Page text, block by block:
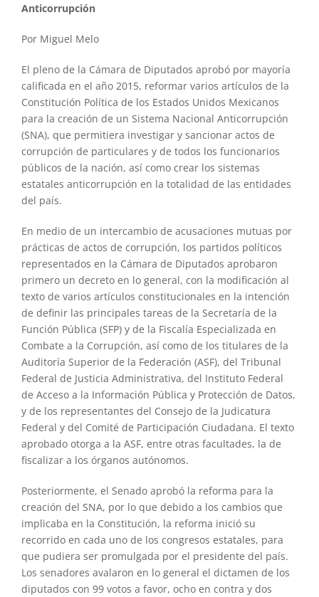
Anticorrupción
Por Miguel Melo
El pleno de la Cámara de Diputados aprobó por mayoría
calificada en el año 2015, reformar varios artículos de la
Constitución Política de los Estados Unidos Mexicanos
para la creación de un Sistema Nacional Anticorrupción
(SNA), que permitiera investigar y sancionar actos de
corrupción de particulares y de todos los funcionarios
públicos de la nación, así como crear los sistemas
estatales anticorrupción en la totalidad de las entidades
del país.
En medio de un intercambio de acusaciones mutuas por
prácticas de actos de corrupción, los partidos políticos
representados en la Cámara de Diputados aprobaron
primero un decreto en lo general, con la modificación al
texto de varios artículos constitucionales en la intención
de definir las principales tareas de la Secretaría de la
Función Pública (SFP) y de la Fiscalía Especializada en
Combate a la Corrupción, así como de los titulares de la
Auditoría Superior de la Federación (ASF), del Tribunal
Federal de Justicia Administrativa, del Instituto Federal
de Acceso a la Información Pública y Protección de Datos,
y de los representantes del Consejo de la Judicatura
Federal y del Comité de Participación Ciudadana. El texto
aprobado otorga a la ASF, entre otras facultades, la de
fiscalizar a los órganos autónomos.
Posteriormente, el Senado aprobó la reforma para la
creación del SNA, por lo que debido a los cambios que
implicaba en la Constitución, la reforma inició su
recorrido en cada uno de los congresos estatales, para
que pudiera ser promulgada por el presidente del país.
Los senadores avalaron en lo general el dictamen de los
diputados con 99 votos a favor, ocho en contra y dos